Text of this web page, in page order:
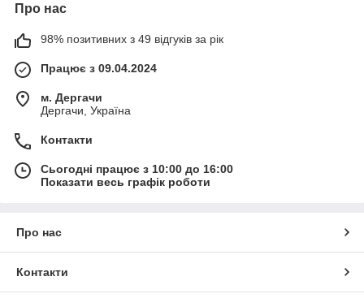
Про нас
98% позитивних з 49 відгуків за рік
Працює з 09.04.2024
м. Дергачи
Дергачи, Україна
Контакти
Сьогодні працює з 10:00 до 16:00
Показати весь графік роботи
Про нас
Контакти